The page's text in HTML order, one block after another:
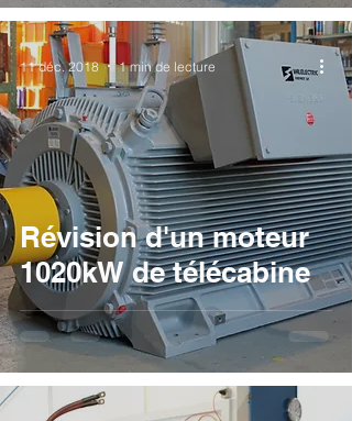
Révision d'un moteur
1020kW de télécabine
11 déc. 2018 1 min de lecture